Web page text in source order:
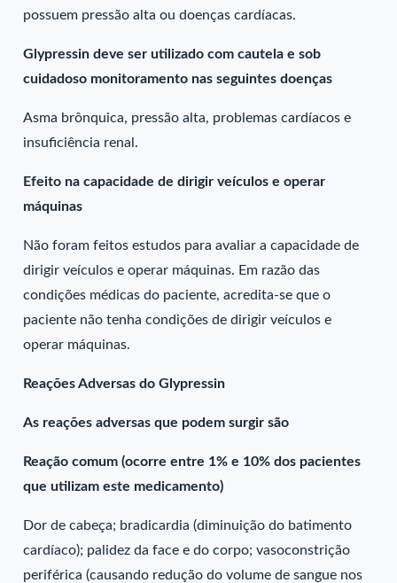
possuem pressão alta ou doenças cardíacas.
Glypressin deve ser utilizado com cautela e sob
cuidadoso monitoramento nas seguintes doenças
Asma brônquica, pressão alta, problemas cardíacos e
insuficiência renal.
Efeito na capacidade de dirigir veículos e operar
máquinas
Não foram feitos estudos para avaliar a capacidade de
dirigir veículos e operar máquinas. Em razão das
condições médicas do paciente, acredita-se que o
paciente não tenha condições de dirigir veículos e
operar máquinas.
Reações Adversas do Glypressin
As reações adversas que podem surgir são
Reação comum (ocorre entre 1% e 10% dos pacientes
que utilizam este medicamento)
Dor de cabeça; bradicardia (diminuição do batimento
cardíaco); palidez da face e do corpo; vasoconstrição
periférica (causando redução do volume de sangue nos